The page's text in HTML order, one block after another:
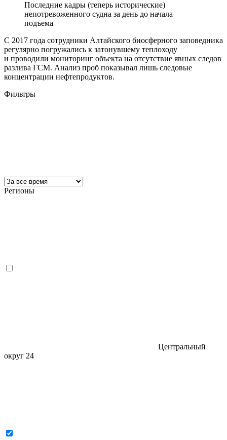
Последние кадры (теперь исторические)
непотревоженного судна за день до начала
подъема
С 2017 года сотрудники Алтайского биосферного заповедника
регулярно погружались к затонувшему теплоходу
и проводили мониторинг объекта на отсутствие явных следов
разлива ГСМ. Анализ проб показывал лишь следовые
концентрации нефтепродуктов.
Фильтры
Регионы
Центральный
округ 24